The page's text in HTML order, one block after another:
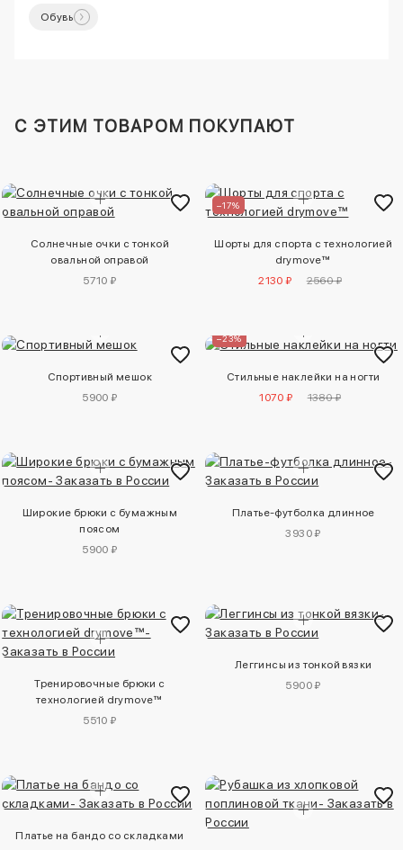
Обувь
C ЭТИМ ТОВАРОМ ПОКУПАЮТ
Солнечные очки с тонкой
овальной оправой
5710 ₽
–17%
Шорты для спорта с технологией
drymove™
2130 ₽
2560 ₽
Спортивный мешок
5900 ₽
–23%
Стильные наклейки на ногти
1070 ₽
1380 ₽
Широкие брюки с бумажным
поясом
5900 ₽
Платье-футболка длинное
3930 ₽
Тренировочные брюки с
технологией drymove™
5510 ₽
Леггинсы из тонкой вязки
5900 ₽
Платье на бандо со складками